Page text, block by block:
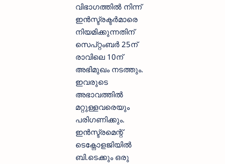
വിഭാഗത്തിൽ നിന്ന്
ഇൻസ്ട്രക്ടർമാരെ
നിയമിക്കുന്നതിന്
സെപ്റ്റംബർ 25ന്
രാവിലെ 10ന്
അഭിമുഖം നടത്തും.
ഇവരുടെ
അഭാവത്തിൽ
മറ്റുള്ളവരെയും
പരിഗണിക്കും.
ഇൻസ്ട്രമെന്റ്
ടെക്നോളജിയിൽ
ബി.ടെക്കും ഒരു